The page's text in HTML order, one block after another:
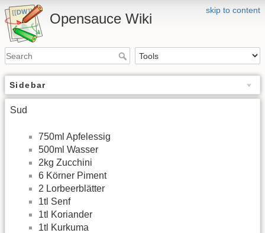
skip to content
Opensauce Wiki
Sidebar
Sud
750ml Apfelessig
500ml Wasser
2kg Zucchini
6 Körner Piment
2 Lorbeerblätter
1tl Senf
1tl Koriander
1tl Kurkuma